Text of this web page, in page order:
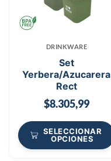
DRINKWARE
Set
Yerbera/Azucarera
Rect
$8.305,99
SELECCIONAR
OPCIONES